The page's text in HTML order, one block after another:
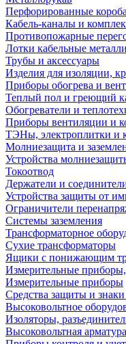
Перфорированные короба
Кабель-каналы и
Противопожарные
Лотки кабельные
Трубы и аксессуары
Изделия для изоляции,
Приборы обогрева и
Теплый пол и греющий
Обогреватели и
Приборы вентиляции и
ТЭНы, электроплитки и
Молниезащита и
Устройства
Токоотвод
Держатели и
Устройства защиты от
Ограничители
Системы заземления
Трансформаторное
Сухие трансформаторы
Ящики с понижающим
Измерительные
Измерительные приборы
Средства защиты и знаки
Высоковольтное
Изоляторы,
Высоковольтная арматура